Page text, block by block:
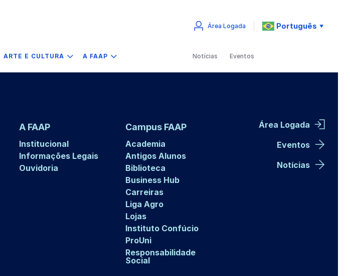
ARTE E CULTURA A FAAP
Área Logada Português ▼
Notícias Eventos
A FAAP
Institucional
Informações Legais
Ouvidoria
Campus FAAP
Academia
Antigos Alunos
Biblioteca
Business Hub
Carreiras
Liga Agro
Lojas
Instituto Confúcio
ProUni
Responsabilidade
Social
Área Logada
Eventos
Notícias